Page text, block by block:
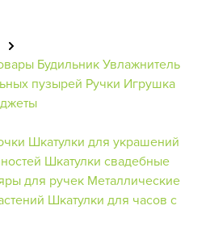
БудильникУвлажнитель
пузырей Ручки Игрушка
Шкатулки для украшений
Шкатулки свадебные
для ручек Металлические
Шкатулки для часов с